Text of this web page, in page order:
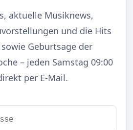
aktuelle Musiknews,
und die Hits
Geburtsage der
– jeden Samstag 09:00
per E-Mail.